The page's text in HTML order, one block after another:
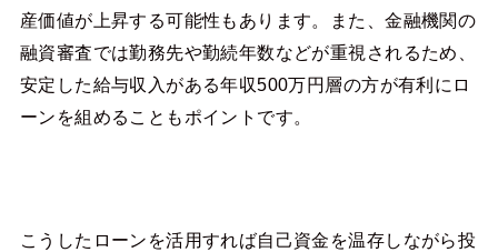
産価値が上昇する可能性もあります。また、金融機関の
融資審査では勤務先や勤続年数などが重視されるため、
安定した給与収入がある年収500万円層の方が有利にロ
ーンを組めることもポイントです。
こうしたローンを活用すれば自己資金を温存しながら投